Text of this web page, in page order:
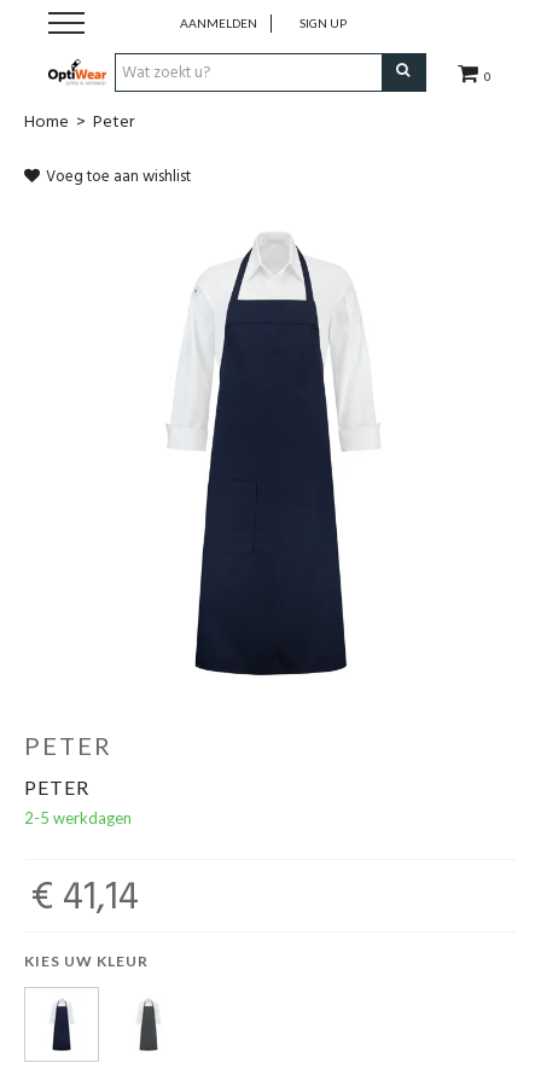
0
AANMELDEN SIGN UP
Werkkledij
Mijn bedrijfspagina
Home > Peter
Voeg toe aan wishlist
PETER
PETER
2-5 werkdagen
€ 41,14
KIES UW KLEUR